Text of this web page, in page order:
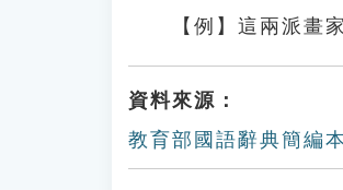
【例】這兩派畫
資料來源：
教育部國語辭典簡編